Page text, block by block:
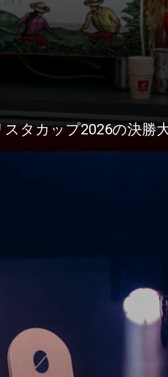
タカップ2026の決勝